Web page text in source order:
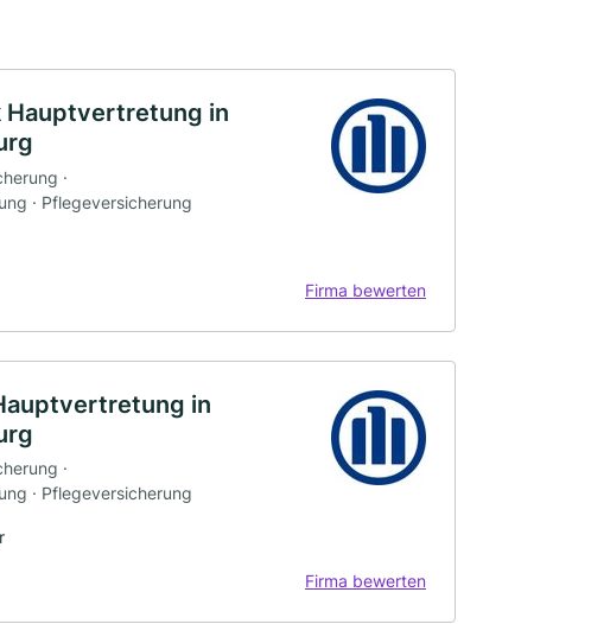
Hauptvertretung in
·
· Pflegeversicherung
Firma bewerten
in
·
· Pflegeversicherung
Firma bewerten